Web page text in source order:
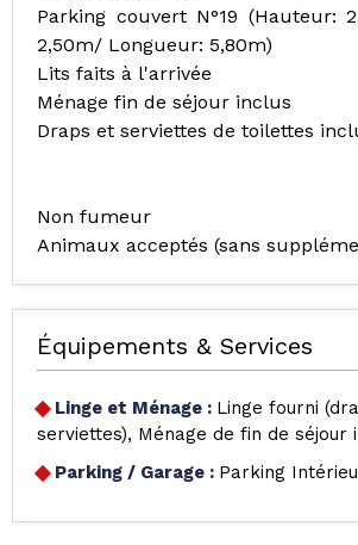
Parking couvert N°19 (Hauteur:
2,50m/ Longueur: 5,80m)
Lits faits à l'arrivée
Ménage fin de séjour inclus
Draps et serviettes de toilettes
Non fumeur
Animaux acceptés (sans
Équipements & Services
Linge et Ménage : Linge fourni
serviettes)
Ménage de fin de séjour
Parking / Garage : Parking